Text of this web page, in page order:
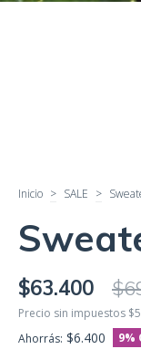
Inicio > SALE >
$63.400
Precio sin impuestos
Ahorrás: $6.400 9%